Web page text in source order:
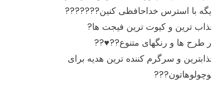
تومان88,000
بود.
تومان80,000
است.
با استرس خداحافظی کنین???????
ترین و کیوت ترین فیجت ها?
طرح ها و رنگهای متنوع??♥️??
و سرگرم کننده ترین هدیه برای